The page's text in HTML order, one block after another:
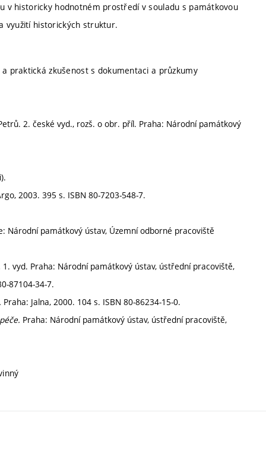
v historicky hodnotném prostředí v souladu s památkovou
využití historických struktur.
praktická zkušenost s dokumentaci a průzkumy
2. české vyd., rozš. o obr. příl. Praha: Národní památkový
2003. 395 s. ISBN 80-7203-548-7.
Národní památkový ústav, Územní odborné pracoviště
1. vyd. Praha: Národní památkový ústav, ústřední pracoviště,
87104-34-7.
Praha: Jalna, 2000. 104 s. ISBN 80-86234-15-0.
Praha: Národní památkový ústav, ústřední pracoviště,